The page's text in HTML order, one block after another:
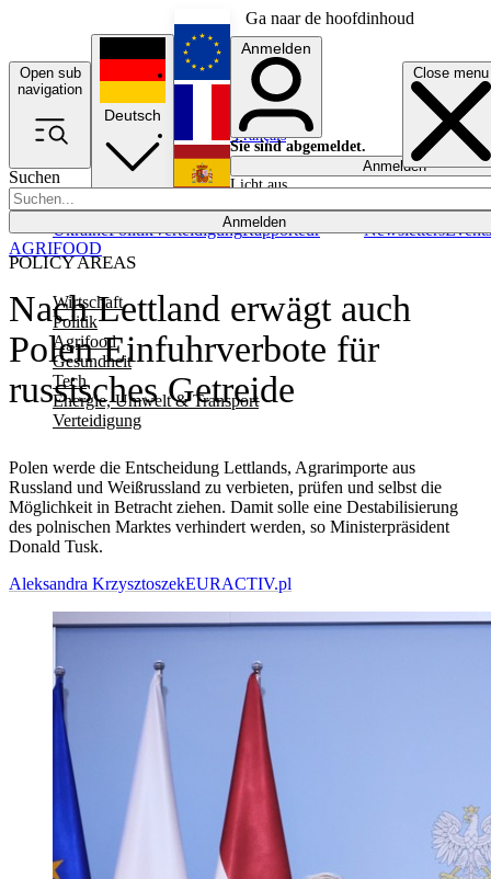
Ga naar de hoofdinhoud
Open sub
navigation
Close menu
Suchen
Anmelden
POLICY AREAS
Wirtschaft
Politik
Agrifood
Gesundheit
Tech
Energie, Umwelt & Transport
Verteidigung
UkrainePolitikVerteidigungRapporteur NewslettersEvents
Deutsch
English
Français
Anmelden
Sie sind abgemeldet.
Anmelden
Licht aus
Nach Lettland erwägt auch
Polen Einfuhrverbote für
russisches Getreide
Polen werde die Entscheidung Lettlands, Agrarimporte aus
Russland und Weißrussland zu verbieten, prüfen und selbst die
Möglichkeit in Betracht ziehen. Damit solle eine Destabilisierung
des polnischen Marktes verhindert werden, so Ministerpräsident
Donald Tusk.
AGRIFOOD
Aleksandra KrzysztoszekEURACTIV.pl